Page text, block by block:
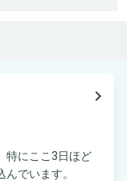
navigate_next
特にここ3日ほど
でいます。